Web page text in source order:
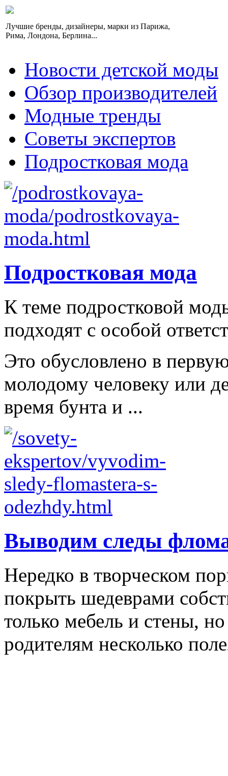
Лучшие бренды, дизайнеры, марки из Парижа,
Рима, Лондона, Берлина...
Новости детской моды
Обзор производителей
Модные тренды
Советы экспертов
Подростковая мода
Подростковая мода
К теме подростковой
подходят с особой
Это обусловлено в
молодому человеку или
время бунта и ...
Выводим следы
Нередко в творческом
покрыть шедеврами
только мебель и стены,
родителям несколько